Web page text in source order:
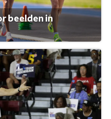
beelden in